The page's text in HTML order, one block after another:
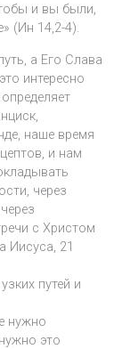
и вы были,
(Ин 14,2-4).
а Его Слава
интересно
наше время
и нам
через
с Христом
Иисуса, 21
путей и
нужно
это